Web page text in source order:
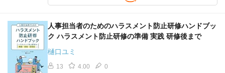
人事担当者のためのハラスメント防止研修ハンドブッ
ク ハラスメント防止研修の準備 実践 研修後まで
樋口ユミ
13 4.00 0